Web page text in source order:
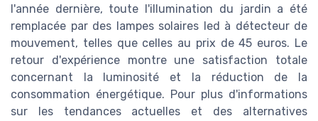
l'année dernière, toute l'illumination du jardin a été
remplacée par des lampes solaires led à détecteur de
mouvement, telles que celles au prix de 45 euros. Le
retour d'expérience montre une satisfaction totale
concernant la luminosité et la réduction de la
consommation énergétique. Pour plus d'informations
sur les tendances actuelles et des alternatives